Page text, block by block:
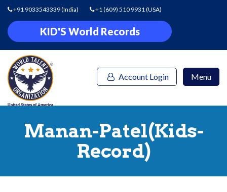
+91 9033543339(India) +1 (609) 510 9931(USA)
KID'S World Records
Account Login Menu
Manan-Patel(Kids-
Record)